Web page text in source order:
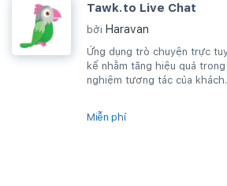
Tawk.to Live Chat
bởi Haravan
Ứng dụng trò chuyện trực
kế nhằm tăng hiệu quả
nghiệm tương tác của
Miễn phí